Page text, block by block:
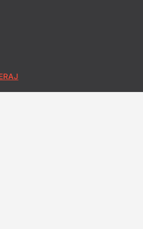
teraz to odwrócą?"